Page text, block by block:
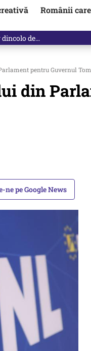
Românii
de…
pentru Guvernul
din
ne pe Google News